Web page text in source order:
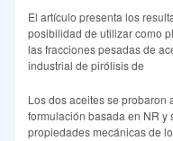
El artículo presenta los
posibilidad de utilizar como
las fracciones pesadas de
industrial de pirólisis de
Los dos aceites se probaron
formulación basada en NR y
propiedades mecánicas de